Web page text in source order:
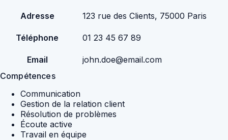
Adresse 123 rue des Clients, 75000 Paris
Téléphone 01 23 45 67 89
Email
john.doe@email.com
Compétences
Communication
Gestion de la relation client
Résolution de problèmes
Écoute active
Travail en équipe